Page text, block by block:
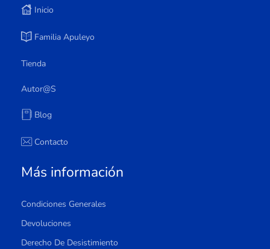
Inicio
Familia Apuleyo
Tienda
Autor@s
Blog
Contacto
Más información
Condiciones Generales
Devoluciones
Derecho De Desistimiento